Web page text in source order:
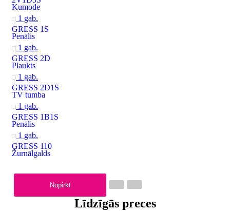
Kumode
1 gab.
GRESS 1S
Penālis
1 gab.
GRESS 2D
Plaukts
1 gab.
GRESS 2D1S
TV tumba
1 gab.
GRESS 1B1S
Penālis
1 gab.
GRESS 110
Žurnālgalds
Nopirkt
Līdzīgās preces